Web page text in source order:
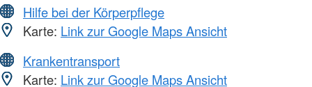
Hilfe bei der Körperpflege
Karte: Link zur Google Maps Ansicht
Krankentransport
Karte: Link zur Google Maps Ansicht